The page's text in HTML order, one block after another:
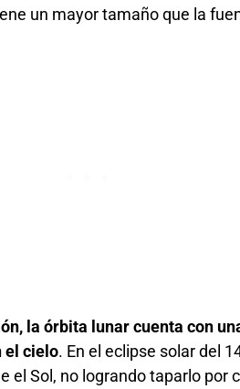
un mayor tamaño que la
la órbita lunar cuenta con
el cielo. En el eclipse solar del
el Sol, no logrando taparlo por